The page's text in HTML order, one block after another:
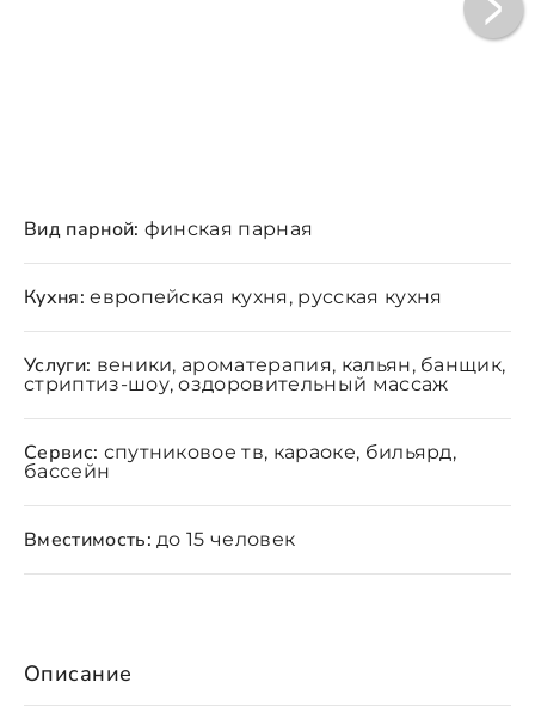
Описание
Вид парной: финская парная
Кухня: европейская кухня, русская кухня
Услуги: веники, ароматерапия, кальян, банщик,
стриптиз-шоу, оздоровительный массаж
Сервис: спутниковое тв, караоке, бильярд,
бассейн
Вместимость: до 15 человек